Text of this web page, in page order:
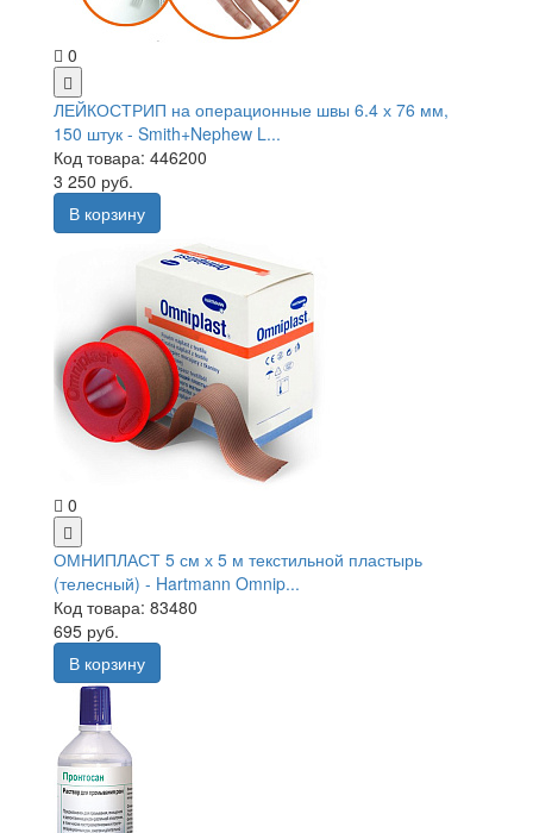
0
ЛЕЙКОСТРИП на операционные швы 6.4 х 76 мм,
150 штук - Smith+Nephew L...
Код товара: 446200
3 250 руб.
В корзину
0
ОМНИПЛАСТ 5 см х 5 м текстильной пластырь
(телесный) - Hartmann Omnip...
Код товара: 83480
695 руб.
В корзину